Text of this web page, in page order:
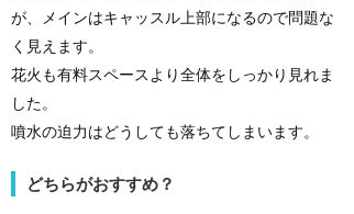
が、メインはキャッスル上部になるので問題な
く見えます。
花火も有料スペースより全体をしっかり見れま
した。
噴水の迫力はどうしても落ちてしまいます。
どちらがおすすめ？